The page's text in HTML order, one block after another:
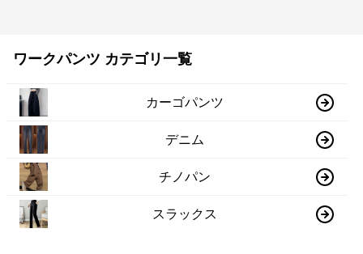
ワークパンツ カテゴリ一覧
カーゴパンツ
デニム
チノパン
スラックス